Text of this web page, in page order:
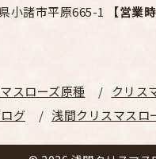
小諸市平原665-1 【営業
スローズ原種 クリス
グ 浅間クリスマスロ